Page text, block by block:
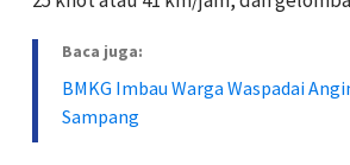
Baca juga:
BMKG Imbau Warga Waspadai
Sampang